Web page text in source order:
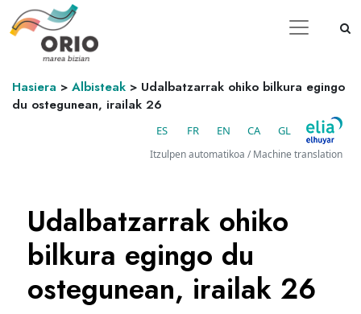
Hasiera > Albisteak > Udalbatzarrak ohiko bilkura egingo
du ostegunean, irailak 26
ES FR EN CA GL
Itzulpen automatikoa / Machine translation
Udalbatzarrak ohiko
bilkura egingo du
ostegunean, irailak 26